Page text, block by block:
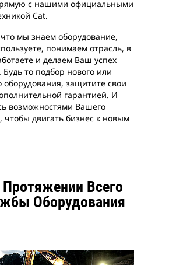
с нашими официальными
Cat.
мы знаем оборудование,
понимаем отрасль, в
и делаем Ваш успех
то подбор нового или
оборудования, защитите свои
гарантией. И
возможностями Вашего
чтобы двигать бизнес к новым
Всего
Оборудования